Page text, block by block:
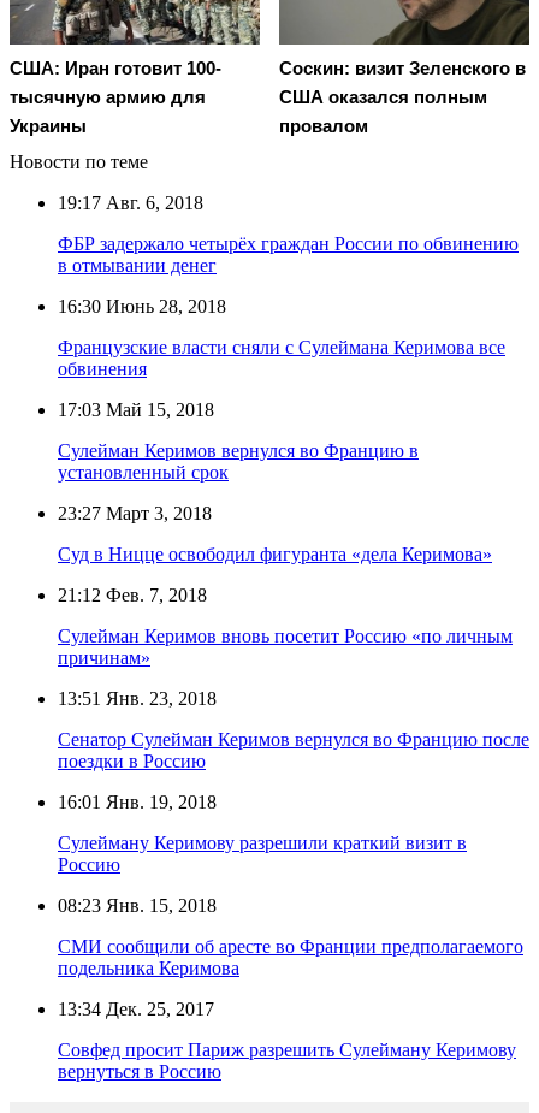
США: Иран готовит 100-
тысячную армию для
Украины
Соскин: визит Зеленского в
США оказался полным
провалом
Новости по теме
19:17 Авг. 6, 2018
ФБР задержало четырёх граждан России по обвинению
в отмывании денег
16:30 Июнь 28, 2018
Французские власти сняли с Сулеймана Керимова все
обвинения
17:03 Май 15, 2018
Сулейман Керимов вернулся во Францию в
установленный срок
23:27 Март 3, 2018
Суд в Ницце освободил фигуранта «дела Керимова»
21:12 Фев. 7, 2018
Сулейман Керимов вновь посетит Россию «по личным
причинам»
13:51 Янв. 23, 2018
Сенатор Сулейман Керимов вернулся во Францию после
поездки в Россию
16:01 Янв. 19, 2018
Сулейману Керимову разрешили краткий визит в
Россию
08:23 Янв. 15, 2018
СМИ сообщили об аресте во Франции предполагаемого
подельника Керимова
13:34 Дек. 25, 2017
Совфед просит Париж разрешить Сулейману Керимову
вернуться в Россию